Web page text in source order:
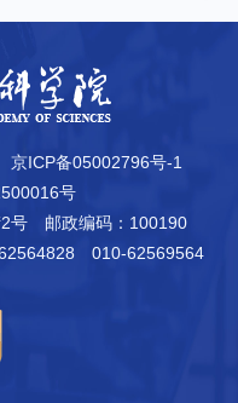
京ICP备05002796号-1
号
号
邮政编码：100190
010-62569564